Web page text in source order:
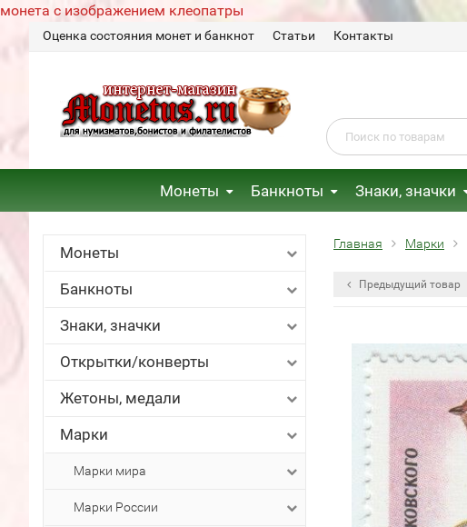
монета с изображением клеопатры
Оценка состояния монет и банкнот Статьи Контакты
Монеты Банкноты Знаки, значки
Монеты
Банкноты
Знаки, значки
Открытки/конверты
Жетоны, медали
Марки
Марки мира
Марки России
Главная Марки
Предыдущий товар